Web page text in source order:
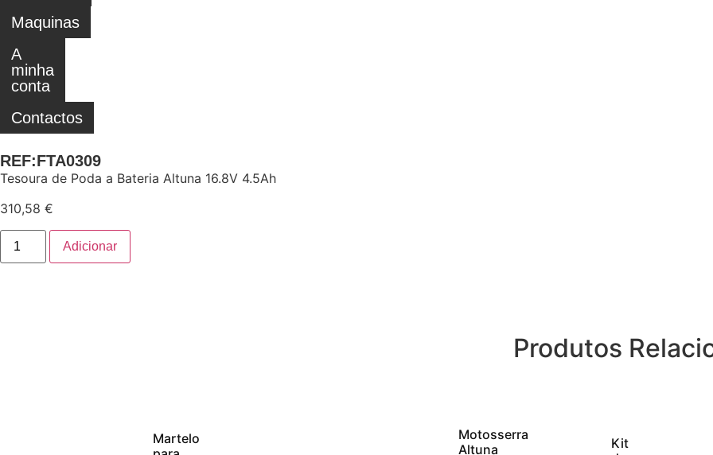
Maquinas
A
minha
conta
Contactos
REF:FTA0309
Tesoura de Poda a Bateria Altuna 16.8V 4.5Ah
310,58 €
Adicionar
Produtos
Martelo
Motosserra
Altuna
Kit